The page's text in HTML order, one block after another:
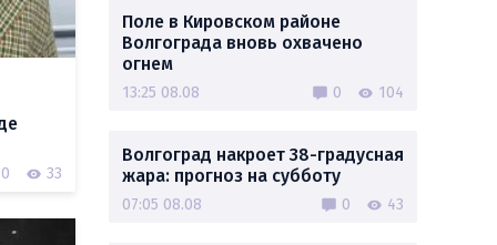
0 33
Поле в Кировском районе
Волгограда вновь охвачено
огнем
13:25 08.08 0 104
Волгоград накроет 38-градусная
жара: прогноз на субботу
07:05 08.08 0 43